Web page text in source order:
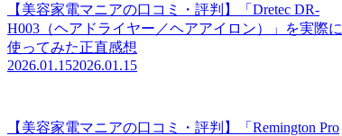
【美容家電マニアの口コミ・評判】「Dretec DR-
H003（ヘアドライヤー／ヘアアイロン）」を実際に
使ってみた正直感想
2026.01.152026.01.15
【美容家電マニアの口コミ・評判】「Remington Pro